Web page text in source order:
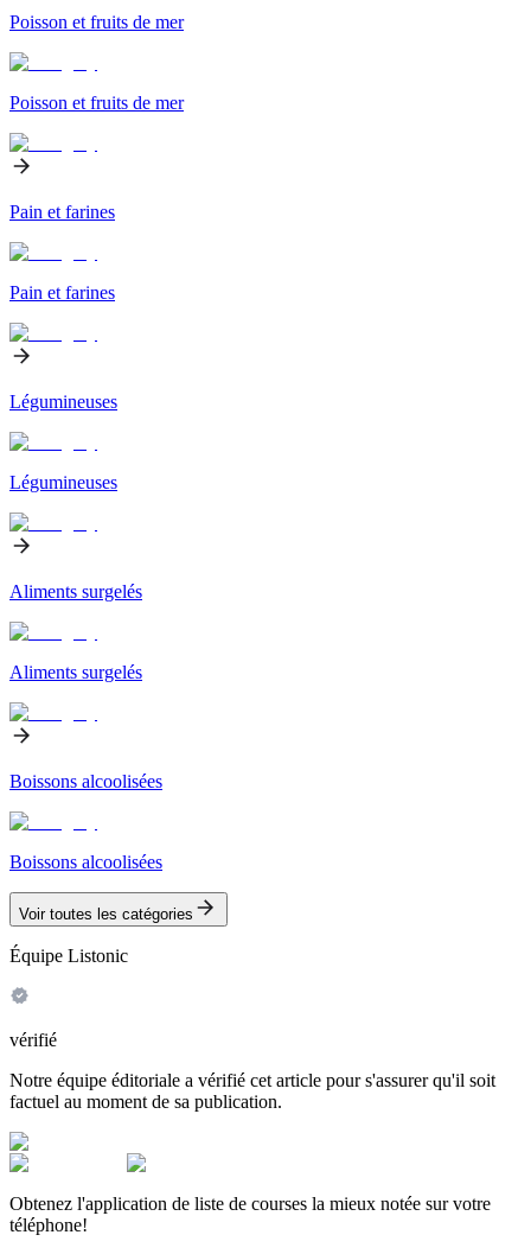
Poisson et fruits de mer
Poisson et fruits de mer
Pain et farines
Pain et farines
Légumineuses
Légumineuses
Aliments surgelés
Aliments surgelés
Boissons alcoolisées
Boissons alcoolisées
Voir toutes les catégories
Équipe Listonic
vérifié
Notre équipe éditoriale a vérifié cet article pour s'assurer qu'il soit
factuel au moment de sa publication.
Obtenez l'application de liste de courses la mieux notée sur votre
téléphone!